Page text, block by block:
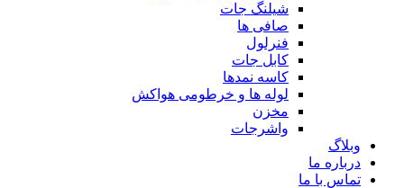
شیلنگ جات
صافی ها
فنرلول
کابل جات
کاسه نمدها
لوله ها و خرطومی هواکش
مخزن
واشرجات
وبلاگ
درباره ما
تماس با ما